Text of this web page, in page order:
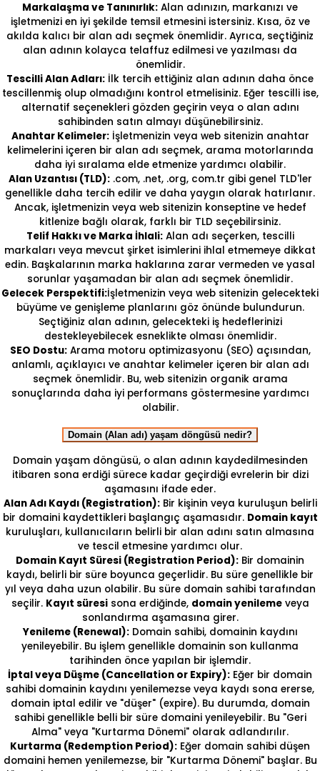
Markalaşma ve Tanınırlık: Alan adınızın, markanızı ve
işletmenizi en iyi şekilde temsil etmesini istersiniz. Kısa, öz ve
akılda kalıcı bir alan adı seçmek önemlidir. Ayrıca, seçtiğiniz
alan adının kolayca telaffuz edilmesi ve yazılması da
önemlidir.
Tescilli Alan Adları: İlk tercih ettiğiniz alan adının daha önce
tescillenmiş olup olmadığını kontrol etmelisiniz. Eğer tescilli ise,
alternatif seçenekleri gözden geçirin veya o alan adını
sahibinden satın almayı düşünebilirsiniz.
Anahtar Kelimeler:İşletmenizin veya web sitenizin anahtar
kelimelerini içeren bir alan adı seçmek, arama motorlarında
daha iyi sıralama elde etmenize yardımcı olabilir.
Alan Uzantısı (TLD):.com, .net, .org, com.tr gibi genel TLD'ler
genellikle daha tercih edilir ve daha yaygın olarak hatırlanır.
Ancak, işletmenizin veya web sitenizin konseptine ve hedef
kitlenize bağlı olarak, farklı bir TLD seçebilirsiniz.
Telif Hakkı ve Marka İhlali:Alan adı seçerken, tescilli
markaları veya mevcut şirket isimlerini ihlal etmemeye dikkat
edin. Başkalarının marka haklarına zarar vermeden ve yasal
sorunlar yaşamadan bir alan adı seçmek önemlidir.
Gelecek Perspektifi:İşletmenizin veya web sitenizin gelecekteki
büyüme ve genişleme planlarını göz önünde bulundurun.
Seçtiğiniz alan adının, gelecekteki iş hedeflerinizi
destekleyebilecek esneklikte olması önemlidir.
SEO Dostu:Arama motoru optimizasyonu (SEO) açısından,
anlamlı, açıklayıcı ve anahtar kelimeler içeren bir alan adı
seçmek önemlidir. Bu, web sitenizin organik arama
sonuçlarında daha iyi performans göstermesine yardımcı
olabilir.
Domain (Alan adı) yaşam döngüsü nedir?
Domain yaşam döngüsü, o alan adının kaydedilmesinden
itibaren sona erdiği sürece kadar geçirdiği evrelerin bir dizi
aşamasını ifade eder.
Alan Adı Kaydı (Registration):Bir kişinin veya kuruluşun belirli
bir domaini kaydettikleri başlangıç aşamasıdır. Domain kayıt
kuruluşları, kullanıcıların belirli bir alan adını satın almasına
ve tescil etmesine yardımcı olur.
Domain Kayıt Süresi (Registration Period): Bir domainin
kaydı, belirli bir süre boyunca geçerlidir. Bu süre genellikle bir
yıl veya daha uzun olabilir. Bu süre domain sahibi tarafından
seçilir. Kayıt süresisona erdiğinde, domain yenilemeveya
sonlandırma aşamasına girer.
Yenileme (Renewal):Domain sahibi, domainin kaydını
yenileyebilir. Bu işlem genellikle domainin son kullanma
tarihinden önce yapılan bir işlemdir.
İptal veya Düşme (Cancellation or Expiry): Eğer bir domain
sahibi domainin kaydını yenilemezse veya kaydı sona ererse,
domain iptal edilir ve "düşer" (expire). Bu durumda, domain
sahibi genellikle belli bir süre domaini yenileyebilir. Bu "Geri
Alma" veya "Kurtarma Dönemi" olarak adlandırılır.
Kurtarma (Redemption Period): Eğer domain sahibi düşen
domaini hemen yenilemezse, bir "Kurtarma Dönemi" başlar. Bu